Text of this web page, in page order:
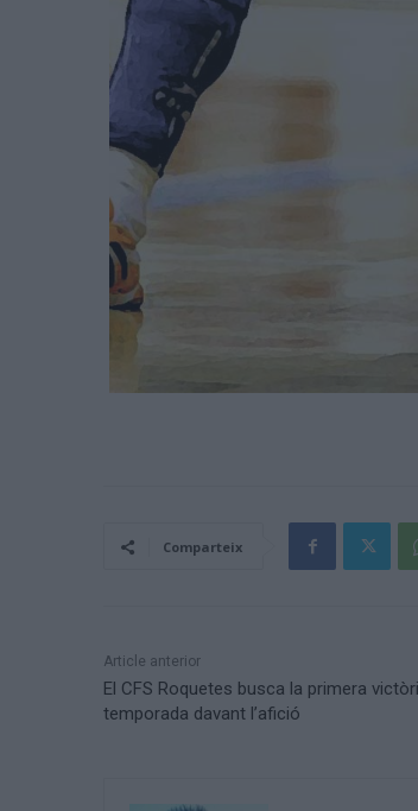
Comparteix
Article anterior
El CFS Roquetes busca la primera
temporada davant l’afició